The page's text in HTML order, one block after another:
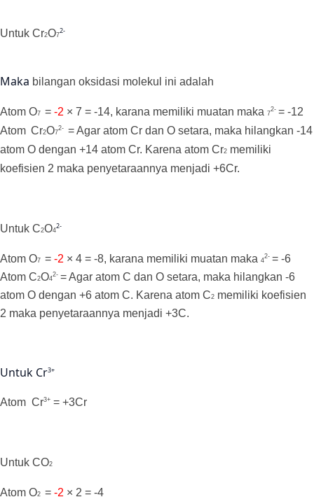
Untuk Cr2O7
2-
Maka bilangan oksidasi molekul ini adalah
Atom O7 = -2 × 7 = -14, karana memiliki muatan maka 7
2- = -12
Atom Cr2O7
2- = Agar atom Cr dan O setara, maka hilangkan -14
atom O dengan +14 atom Cr. Karena atom Cr2 memiliki
koefisien 2 maka penyetaraannya menjadi +6Cr.
Untuk C2O4
2-
Atom O7 = -2 × 4 = -8, karana memiliki muatan maka 4
2- = -6
Atom C2O4
2- = Agar atom C dan O setara, maka hilangkan -6
atom O dengan +6 atom C. Karena atom C2 memiliki koefisien
2 maka penyetaraannya menjadi +3C.
Untuk Cr3+
Atom Cr3+ = +3Cr
Untuk CO2
Atom O2 = -2 × 2 = -4